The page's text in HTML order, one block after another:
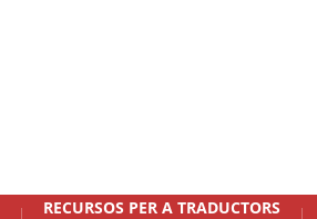
RECURSOS PER A TRADUCTORS